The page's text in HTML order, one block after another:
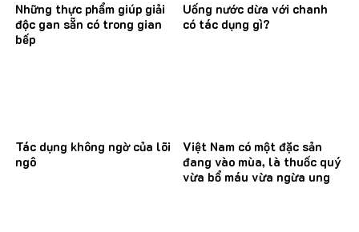
Những thực phẩm giúp giải
độc gan sẵn có trong gian
bếp
Uống nước dừa với chanh
có tác dụng gì?
Tác dụng không ngờ của lõi
ngô
Việt Nam có một đặc sản
đang vào mùa, là thuốc quý
vừa bổ máu vừa ngừa ung